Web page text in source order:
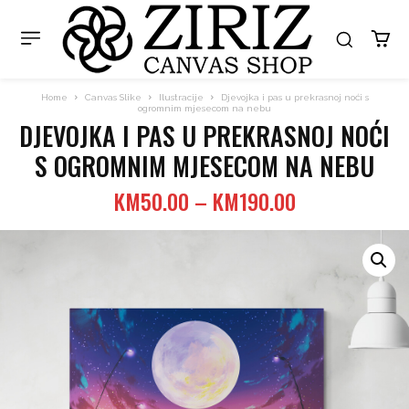
Home Canvas Slike Ilustracije
Djevojka i pas u prekrasnoj noći s
ogromnim mjesecom na nebu
DJEVOJKA I PAS U PREKRASNOJ NOĆI
S OGROMNIM MJESECOM NA NEBU
KM50.00 – KM190.00Price
range:
KM50.00
through
KM190.00